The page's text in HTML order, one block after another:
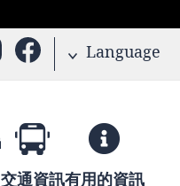
Language
交通資訊有用的資訊